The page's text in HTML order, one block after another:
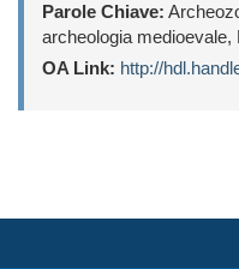
Parole Chiave:
archeologia medioevale,
OA Link: http://